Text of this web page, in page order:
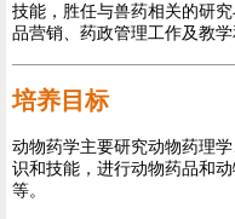
技能，胜任与兽药相关的研
品营销、药政管理工作及教
培养目标
动物药学主要研究动物药理
识和技能，进行动物药品和
等。